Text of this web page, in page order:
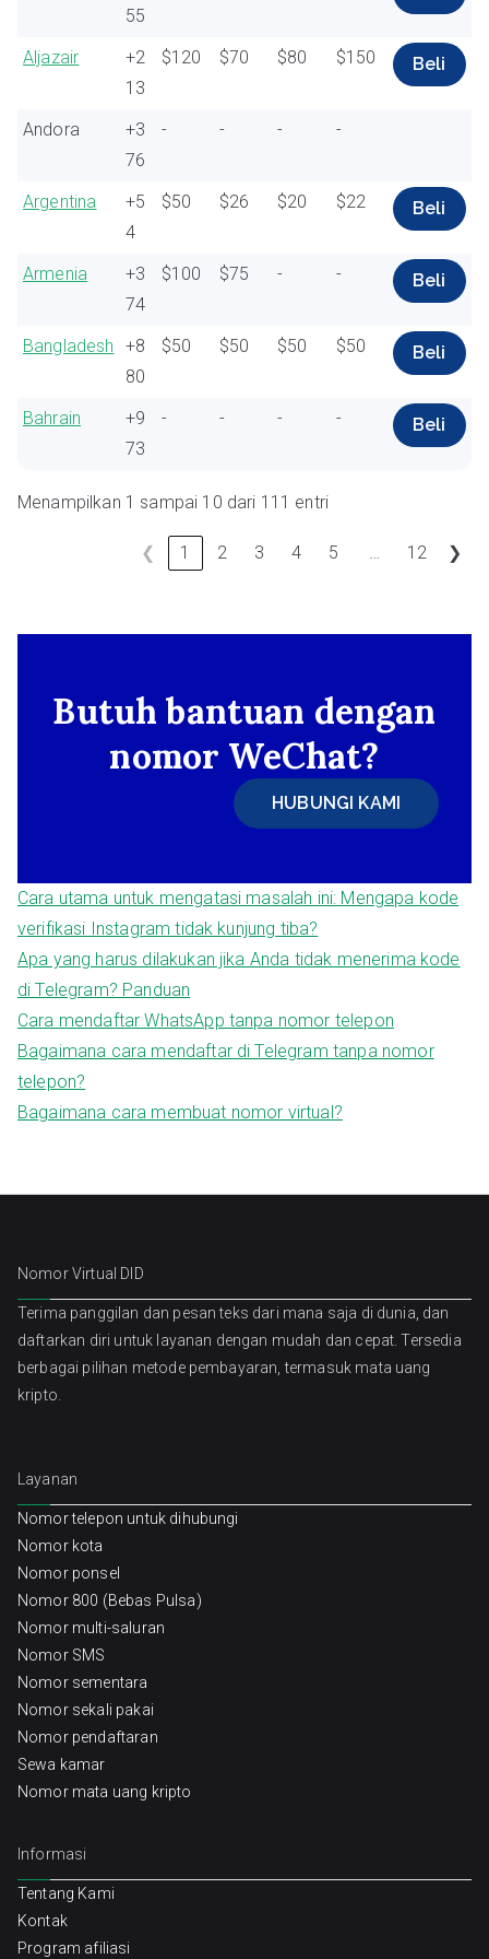
55
Aljazair
+2
13
$120 $70 $80 $150 Beli
Andora
+3
76
- - - -
Argentina
+5
4
$50 $26 $20 $22 Beli
Armenia
+3
74
$100 $75 - - Beli
Bangladesh
+8
80
$50 $50 $50 $50 Beli
Bahrain
+9
73
- - - - Beli
Menampilkan 1 sampai 10 dari 111 entri
❮ 1 2 3 4 5 12 ❯
Butuh bantuan dengan
nomor WeChat?
HUBUNGI KAMI
Cara utama untuk mengatasi masalah ini: Mengapa kode
verifikasi Instagram tidak kunjung tiba?
Apa yang harus dilakukan jika Anda tidak menerima kode
di Telegram? Panduan
Cara mendaftar WhatsApp tanpa nomor telepon
Bagaimana cara mendaftar di Telegram tanpa nomor
telepon?
Bagaimana cara membuat nomor virtual?
Nomor Virtual DID
Terima panggilan dan pesan teks dari mana saja di dunia, dan
daftarkan diri untuk layanan dengan mudah dan cepat. Tersedia
berbagai pilihan metode pembayaran, termasuk mata uang
kripto.
Layanan
Nomor telepon untuk dihubungi
Nomor kota
Nomor ponsel
Nomor 800 (Bebas Pulsa)
Nomor multi-saluran
Nomor SMS
Nomor sementara
Nomor sekali pakai
Nomor pendaftaran
Sewa kamar
Nomor mata uang kripto
Informasi
Tentang Kami
Kontak
Program afiliasi